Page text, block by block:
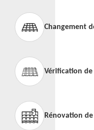
Changement
Vérification
Rénovation